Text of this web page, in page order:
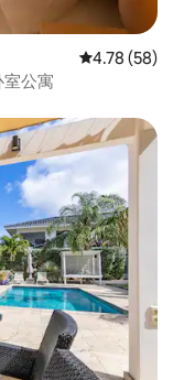
平均评分
4.78 (58)
公寓